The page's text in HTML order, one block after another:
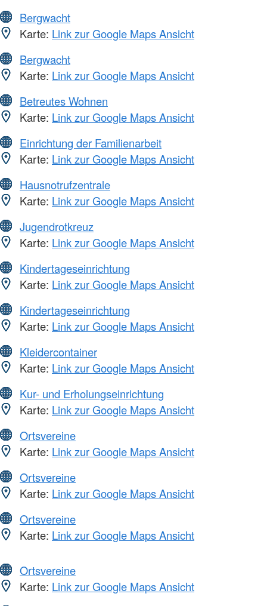
Bergwacht
Karte: Link zur Google Maps Ansicht
Bergwacht
Karte: Link zur Google Maps Ansicht
Betreutes Wohnen
Karte: Link zur Google Maps Ansicht
Einrichtung der Familienarbeit
Karte: Link zur Google Maps Ansicht
Hausnotrufzentrale
Karte: Link zur Google Maps Ansicht
Jugendrotkreuz
Karte: Link zur Google Maps Ansicht
Kindertageseinrichtung
Karte: Link zur Google Maps Ansicht
Kindertageseinrichtung
Karte: Link zur Google Maps Ansicht
Kleidercontainer
Karte: Link zur Google Maps Ansicht
Kur- und Erholungseinrichtung
Karte: Link zur Google Maps Ansicht
Ortsvereine
Karte: Link zur Google Maps Ansicht
Ortsvereine
Karte: Link zur Google Maps Ansicht
Ortsvereine
Karte: Link zur Google Maps Ansicht
Ortsvereine
Karte: Link zur Google Maps Ansicht